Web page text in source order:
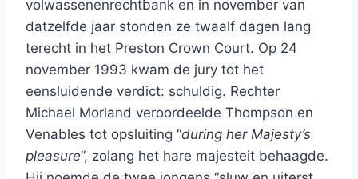
volwassenenrechtbank en in november van
datzelfde jaar stonden ze twaalf dagen lang
terecht in het Preston Crown Court. Op 24
november 1993 kwam de jury tot het
eensluidende verdict: schuldig. Rechter
Michael Morland veroordeelde Thompson en
Venables tot opsluiting “during her Majesty’s
pleasure”, zolang het hare majesteit behaagde.